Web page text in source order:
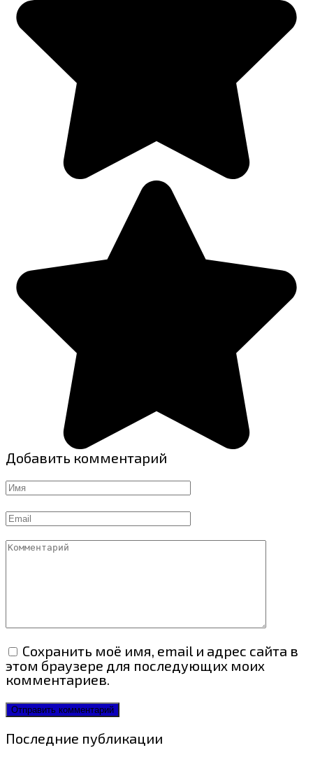
Добавить комментарий
Имя
Email
Комментарий
Сохранить моё имя, email и адрес сайта в
этом браузере для последующих моих
комментариев.
Последние публикации